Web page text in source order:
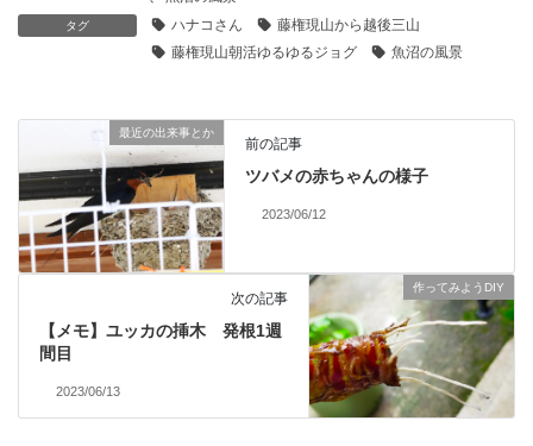
タグ ハナコさん
藤権現山から越後三山
藤権現山朝活ゆるゆるジョグ
魚沼の風景
最近の出来事とか
前の記事
ツバメの赤ちゃんの様子
2023/06/12
作ってみようDIY
次の記事
【メモ】ユッカの挿木 発根1週
間目
2023/06/13